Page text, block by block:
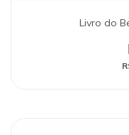
Livro do